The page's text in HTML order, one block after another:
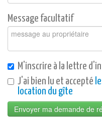
Message facultatif
M'inscrire à la lettre
J'ai bien lu et accepté
location du gîte
Envoyer ma demande de